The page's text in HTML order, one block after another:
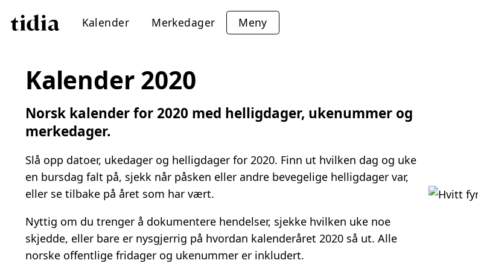
Kalender Merkedager Meny
Kalender 2020
Norsk kalender for 2020 med helligdager, ukenummer og
merkedager.
Slå opp datoer, ukedager og helligdager for 2020. Finn ut hvilken dag og uke
en bursdag falt på, sjekk når påsken eller andre bevegelige helligdager var,
eller se tilbake på året som har vært.
Nyttig om du trenger å dokumentere hendelser, sjekke hvilken uke noe
skjedde, eller bare er nysgjerrig på hvordan kalenderåret 2020 så ut. Alle
norske offentlige fridager og ukenummer er inkludert.